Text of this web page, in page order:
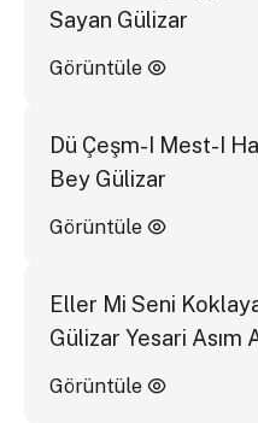
Sayan Gülizar
Görüntüle
Dü Çeşm-I Mest-I
Bey Gülizar
Görüntüle
Eller Mi Seni
Gülizar Yesari Asım
Görüntüle